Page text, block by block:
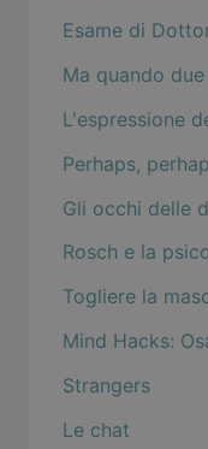
Esame di
Ma quando
L'espressione
Perhaps,
Gli occhi delle
Rosch e la
Togliere la
Mind Hacks:
Strangers
Le chat